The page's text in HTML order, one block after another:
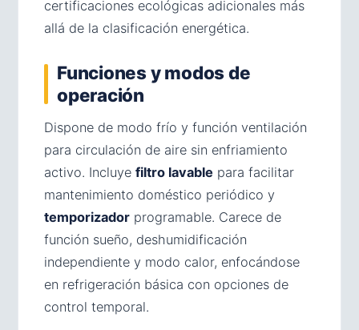
certificaciones ecológicas adicionales más
allá de la clasificación energética.
Funciones y modos de
operación
Dispone de modo frío y función ventilación
para circulación de aire sin enfriamiento
activo. Incluye filtro lavable para facilitar
mantenimiento doméstico periódico y
temporizador programable. Carece de
función sueño, deshumidificación
independiente y modo calor, enfocándose
en refrigeración básica con opciones de
control temporal.